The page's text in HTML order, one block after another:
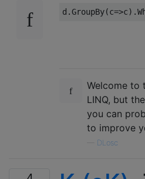
Welcome to
LINQ, but
you can
to improve
DLosc